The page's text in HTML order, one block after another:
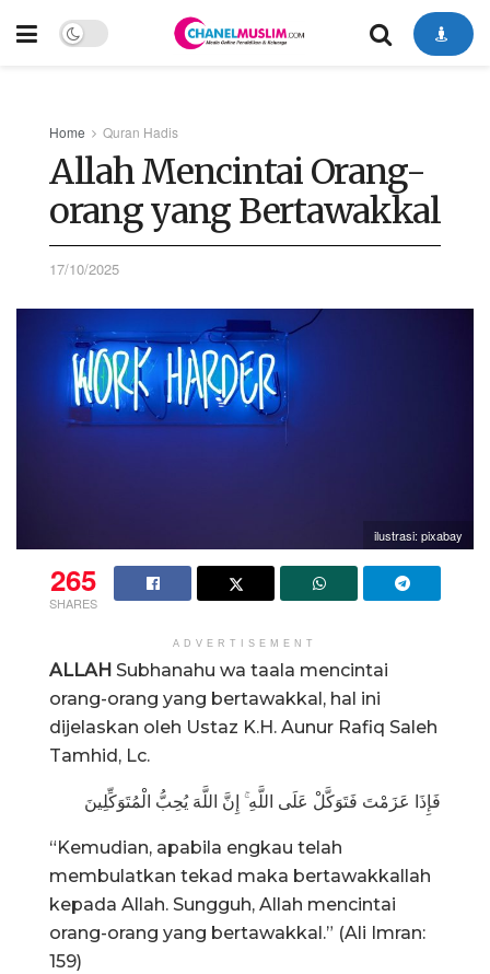
Home Quran Hadis
Allah Mencintai Orang-
orang yang Bertawakkal
17/10/2025
ilustrasi: pixabay
265
SHARES
ADVERTISEMENT
ALLAH Subhanahu wa taala mencintai
orang-orang yang bertawakkal, hal ini
dijelaskan oleh Ustaz K.H. Aunur Rafiq Saleh
Tamhid, Lc.
فَإِذَا عَزَمْتَ فَتَوَكَّلْ عَلَى اللَّهِ ۚ إِنَّ اللَّهَ يُحِبُّ الْمُتَوَكِّلِينَ
“Kemudian, apabila engkau telah
membulatkan tekad maka bertawakkallah
kepada Allah. Sungguh, Allah mencintai
orang-orang yang bertawakkal.” (Ali Imran:
159)